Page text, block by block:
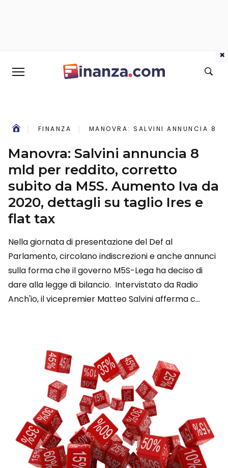
FINANZA MANOVRA: SALVINI ANNUNCIA 8
Manovra: Salvini annuncia 8
mld per reddito, corretto
subito da M5S. Aumento Iva da
2020, dettagli su taglio Ires e
flat tax
Nella giornata di presentazione del Def al
Parlamento, circolano indiscrezioni e anche annunci
sulla forma che il governo M5S-Lega ha deciso di
dare alla legge di bilancio. Intervistato da Radio
Anch'io, il vicepremier Matteo Salvini afferma c...
×